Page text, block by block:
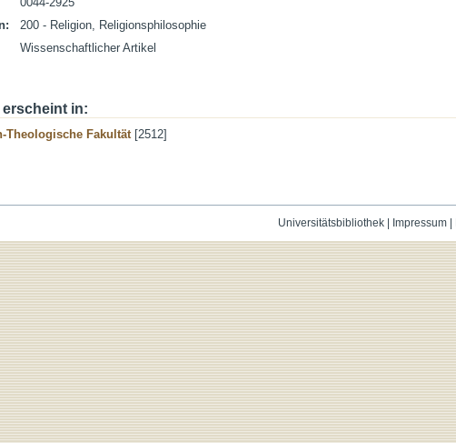
200 - Religion, Religionsphilosophie
Wissenschaftlicher Artikel
erscheint in:
Theologische Fakultät[2512]
Universitätsbibliothek| Impressum|